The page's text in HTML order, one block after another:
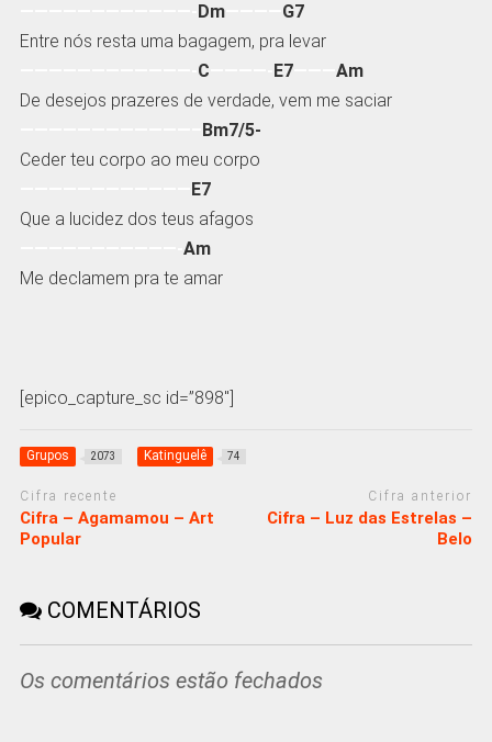
Dm———— G7
Entre nós resta uma bagagem, pra levar
C E7——— Am
De desejos prazeres de verdade, vem me saciar
Bm7/5-
Ceder teu corpo ao meu corpo
E7
Que a lucidez dos teus afagos
Am
Me declamem pra te amar
[epico_capture_sc id=”898″]
Grupos 2073 Katinguelê 74
Cifra recente
Cifra – Agamamou – Art
Popular
Cifra anterior
Cifra – Luz das Estrelas –
Belo
COMENTÁRIOS
Os comentários estão fechados